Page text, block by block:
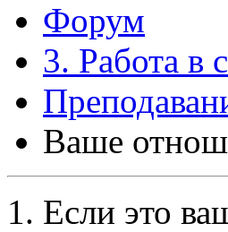
Форум
3. Работа в
Ваше
Если это